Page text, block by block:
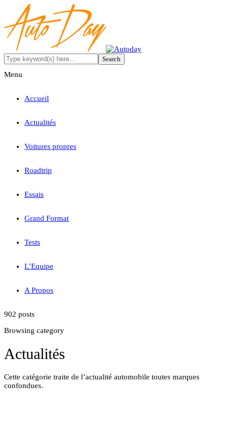
Menu
Accueil
Actualités
Voitures propres
Roadtrip
Essais
Grand Format
Tests
L’Equipe
A Propos
902 posts
Browsing category
Actualités
Cette catégorie traite de l’actualité automobile toutes marques
confondues.